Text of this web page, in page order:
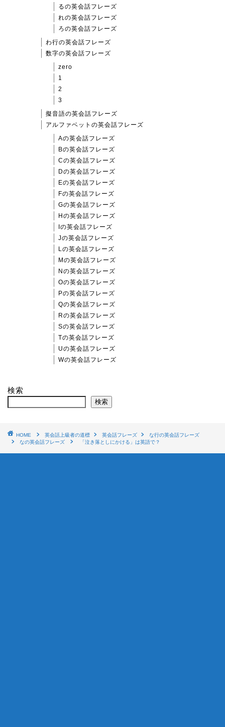
るの英会話フレーズ
れの英会話フレーズ
ろの英会話フレーズ
わ行の英会話フレーズ
数字の英会話フレーズ
zero
1
2
3
擬音語の英会話フレーズ
アルファベットの英会話フレーズ
Aの英会話フレーズ
Bの英会話フレーズ
Cの英会話フレーズ
Dの英会話フレーズ
Eの英会話フレーズ
Fの英会話フレーズ
Gの英会話フレーズ
Hの英会話フレーズ
Iの英会話フレーズ
Jの英会話フレーズ
Lの英会話フレーズ
Mの英会話フレーズ
Nの英会話フレーズ
Oの英会話フレーズ
Pの英会話フレーズ
Qの英会話フレーズ
Rの英会話フレーズ
Sの英会話フレーズ
Tの英会話フレーズ
Uの英会話フレーズ
Wの英会話フレーズ
検索
検索
HOME 英会話上級者の道標 英会話フレーズ
な行の英会話フレーズ
なの英会話フレーズ
「泣き落としにかける」は英語で？